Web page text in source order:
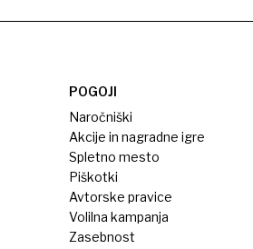
POGOJI
Naročniški
Akcije in nagradne igre
Spletno mesto
Piškotki
Avtorske pravice
Volilna kampanja
Zasebnost